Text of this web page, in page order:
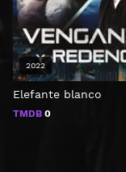
Elefante blanco
TMDB 0
2022